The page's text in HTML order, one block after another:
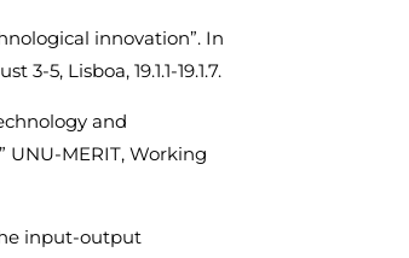
innovation”. In
5, Lisboa, 19.1.1-19.1.7.
and
MERIT, Working
input-output